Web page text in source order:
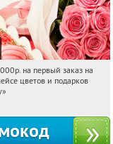
Получили:
на первый заказ на
цветов и подарков